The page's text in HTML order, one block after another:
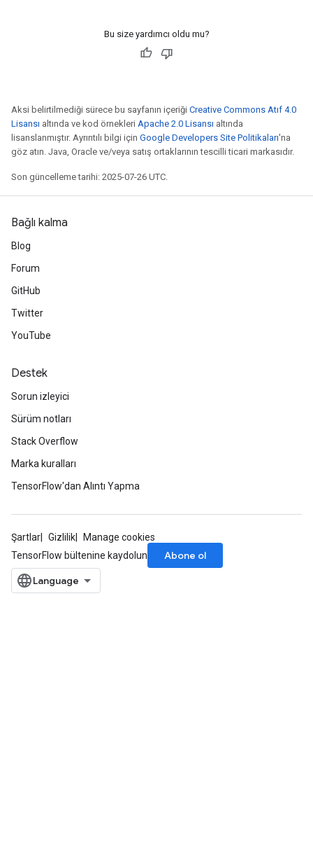
Bu size yardımcı oldu mu?
Aksi belirtilmediği sürece bu sayfanın içeriği Creative Commons Atıf 4.0
Lisansı altında ve kod örnekleri Apache 2.0 Lisansı altında
lisanslanmıştır. Ayrıntılı bilgi için Google Developers Site Politikaları'na
göz atın. Java, Oracle ve/veya satış ortaklarının tescilli ticari markasıdır.
Son güncelleme tarihi: 2025-07-26 UTC.
Bağlı kalma
Blog
Forum
GitHub
Twitter
YouTube
Destek
Sorun izleyici
Sürüm notları
Stack Overflow
Marka kuralları
TensorFlow'dan Alıntı Yapma
Şartlar Gizlilik
Manage cookies
TensorFlow bültenine kaydolun
Abone ol